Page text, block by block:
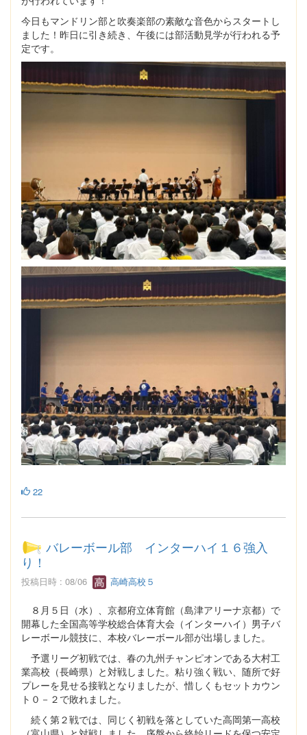
今日もマンドリン部と吹奏楽部の素敵な音色からスタートし
ました！昨日に引き続き、午後には部活動見学が行われる予
定です。
22
バレーボール部 インターハイ１６強入
り！
投稿日時 : 08/06 高崎高校５
８月５日（水）、京都府立体育館（島津アリーナ京都）で
開幕した全国高等学校総合体育大会（インターハイ）男子バ
レーボール競技に、本校バレーボール部が出場しました。
予選リーグ初戦では、春の九州チャンピオンである大村工
業高校（長崎県）と対戦しました。粘り強く戦い、随所で好
プレーを見せる接戦となりましたが、惜しくもセットカウン
ト０－２で敗れました。
続く第２戦では、同じく初戦を落としていた高岡第一高校